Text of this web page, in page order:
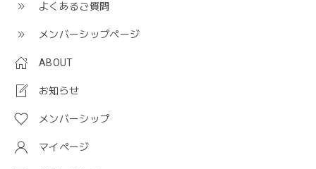
よくあるご質問
メンバーシップページ
ABOUT
お知らせ
メンバーシップ
マイページ